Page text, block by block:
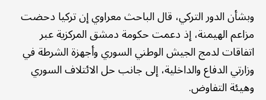
وبشأن الدور التركي، قال الباحث معراوي إن تركيا دحضت
مزاعم الهيمنة، إذ دعمت حكومة دمشق المركزية عبر
اتفاقات لدمج الجيش الوطني السوري وأجهزة الشرطة في
وزارتي الدفاع والداخلية، إلى جانب حل الائتلاف السوري
وهيئة التفاوض.